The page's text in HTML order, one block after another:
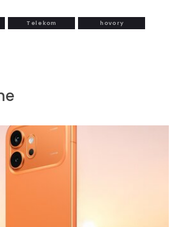
Telekom hovory